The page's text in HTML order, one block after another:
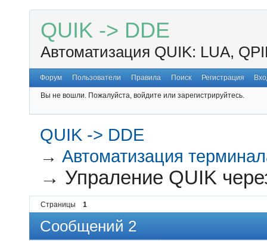
QUIK -> DDE
Автоматизация QUIK: LUA,
Форум Пользователи Правила Поиск Регистрация
Вы не вошли. Пожалуйста, войдите или зарегистрируйтесь.
QUIK -> DDE
→Автоматизация
→ Упраление QUIK
Страницы 1
Сообщений 2